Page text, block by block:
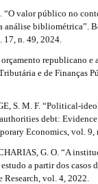
“O valor público no
análise bibliométrica”.
n. 49, 2024.
republicano e
e de Finanças
S. M. F. “Political-
debt:
Economics, vol. 9,
G. O. “A
a partir dos casos
Research, vol. 4, 2022.